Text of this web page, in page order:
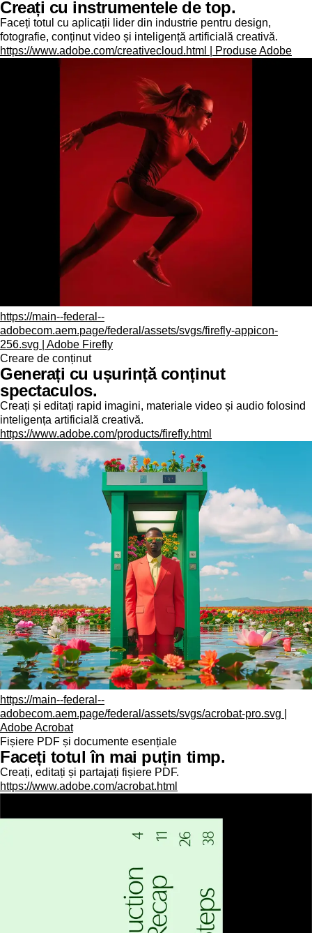
Creați cu instrumentele de top.
Faceți totul cu aplicații lider din industrie pentru design,
fotografie, conținut video și inteligență artificială creativă.
https://www.adobe.com/creativecloud.html | Produse Adobe
https://main--federal--
adobecom.aem.page/federal/assets/svgs/firefly-appicon-
256.svg | Adobe Firefly
Creare de conținut
Generați cu ușurință conținut
spectaculos.
Creați și editați rapid imagini, materiale video și audio folosind
inteligența artificială creativă.
https://www.adobe.com/products/firefly.html
https://main--federal--
adobecom.aem.page/federal/assets/svgs/acrobat-pro.svg |
Adobe Acrobat
Fișiere PDF și documente esențiale
Faceți totul în mai puțin timp.
Creați, editați și partajați fișiere PDF.
https://www.adobe.com/acrobat.html